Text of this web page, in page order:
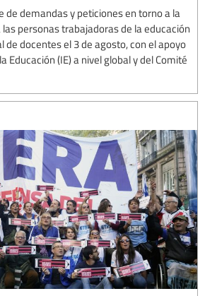
de demandas y peticiones en torno a la
personas trabajadoras de la educación
de docentes el 3 de agosto, con el apoyo
Educación (IE) a nivel global y del Comité